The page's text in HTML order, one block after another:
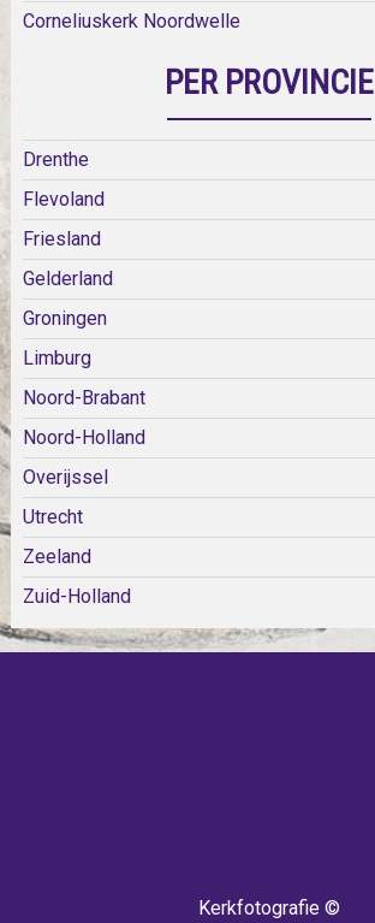
Corneliuskerk Noordwelle
PER PROVINCIE
Drenthe
Flevoland
Friesland
Gelderland
Groningen
Limburg
Noord-Brabant
Noord-Holland
Overijssel
Utrecht
Zeeland
Zuid-Holland
Kerkfotografie ©